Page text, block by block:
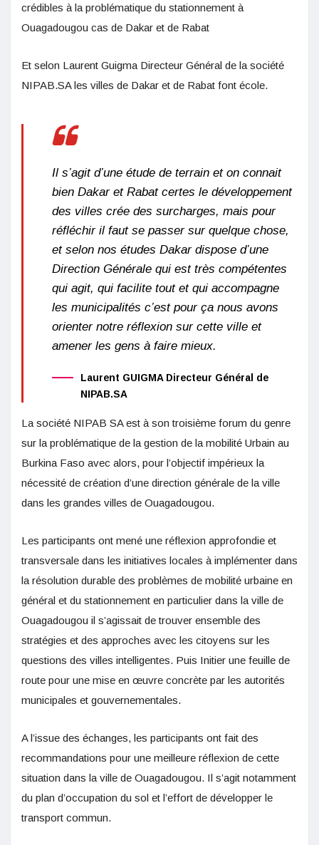
crédibles à la problématique du stationnement à
Ouagadougou cas de Dakar et de Rabat
Et selon Laurent Guigma Directeur Général de la société
NIPAB.SA les villes de Dakar et de Rabat font école.
Il s’agit d’une étude de terrain et on connait
bien Dakar et Rabat certes le développement
des villes crée des surcharges, mais pour
réfléchir il faut se passer sur quelque chose,
et selon nos études Dakar dispose d’une
Direction Générale qui est très compétentes
qui agit, qui facilite tout et qui accompagne
les municipalités c’est pour ça nous avons
orienter notre réflexion sur cette ville et
amener les gens à faire mieux.
Laurent GUIGMA Directeur Général de
NIPAB.SA
La société NIPAB SA est à son troisième forum du genre
sur la problématique de la gestion de la mobilité Urbain au
Burkina Faso avec alors, pour l’objectif impérieux la
nécessité de création d’une direction générale de la ville
dans les grandes villes de Ouagadougou.
Les participants ont mené une réflexion approfondie et
transversale dans les initiatives locales à implémenter dans
la résolution durable des problèmes de mobilité urbaine en
général et du stationnement en particulier dans la ville de
Ouagadougou il s’agissait de trouver ensemble des
stratégies et des approches avec les citoyens sur les
questions des villes intelligentes. Puis Initier une feuille de
route pour une mise en œuvre concrète par les autorités
municipales et gouvernementales.
A l’issue des échanges, les participants ont fait des
recommandations pour une meilleure réflexion de cette
situation dans la ville de Ouagadougou. Il s’agit notamment
du plan d’occupation du sol et l’effort de développer le
transport commun.